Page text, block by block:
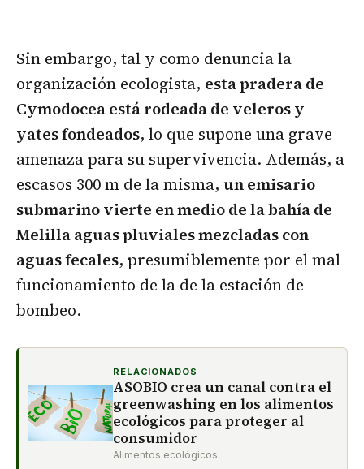
Sin embargo, tal y como denuncia la
organización ecologista, esta pradera de
Cymodocea está rodeada de veleros y
yates fondeados, lo que supone una grave
amenaza para su supervivencia. Además, a
escasos 300 m de la misma, un emisario
submarino vierte en medio de la bahía de
Melilla aguas pluviales mezcladas con
aguas fecales, presumiblemente por el mal
funcionamiento de la de la estación de
bombeo.
RELACIONADOS
ASOBIO crea un canal contra el
greenwashing en los alimentos
ecológicos para proteger al
consumidor
Alimentos ecológicos